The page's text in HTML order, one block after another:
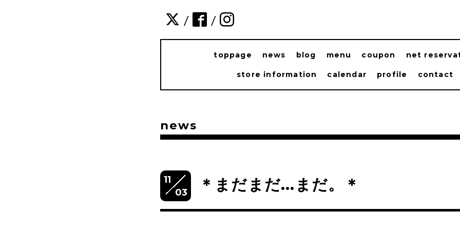
/ /
toppage news blog menu coupon net
store information calendar profile contact
news
11
03
＊まだまだ...まだ。＊